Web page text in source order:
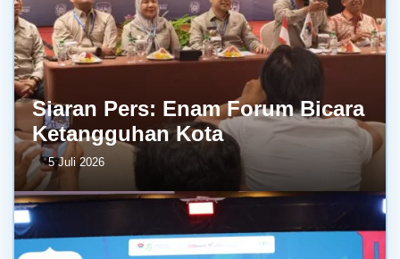
Siaran Pers: Enam Forum Bicara
Ketangguhan Kota
5 Juli 2026